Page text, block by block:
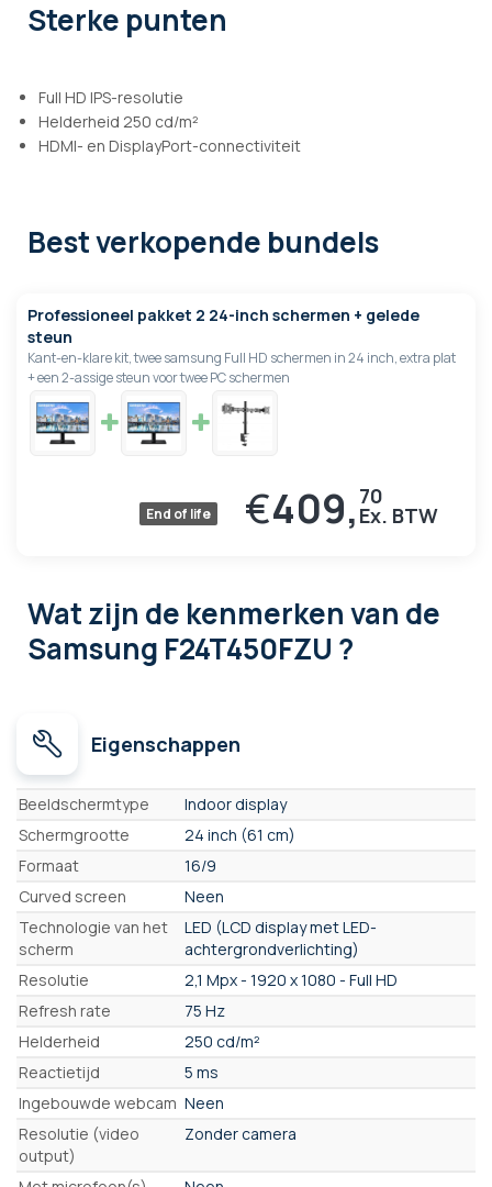
Sterke punten
Full HD IPS-resolutie
Helderheid 250 cd/m²
HDMI- en DisplayPort-connectiviteit
Best verkopende bundels
Professioneel pakket 2 24-inch schermen + gelede
steun
Kant-en-klare kit, twee samsung Full HD schermen in 24 inch, extra plat
+ een 2-assige steun voor twee PC schermen
End of life €409, 70
Wat zijn de kenmerkenvan de
Samsung F24T450FZU ?
Eigenschappen
Eigenschappen
Beeldschermtype
Indoor display
Schermgrootte
24 inch (61 cm)
Formaat
16/9
Curved screen
Neen
Technologie van het
scherm
LED (LCD display met LED-
achtergrondverlichting)
Resolutie
2,1 Mpx - 1920 x 1080 - Full HD
Refresh rate
75 Hz
Helderheid
250 cd/m²
Reactietijd
5 ms
Ingebouwde webcam Neen
Resolutie (video
output)
Zonder camera